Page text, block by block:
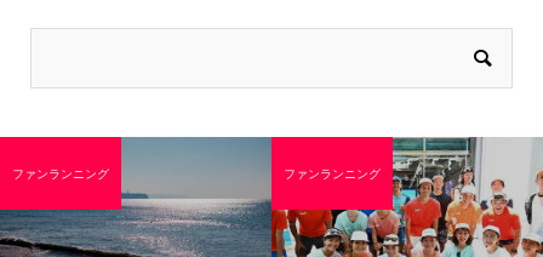
ファンランニング ファンランニング